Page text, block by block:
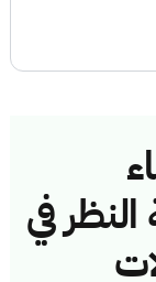
النظر في